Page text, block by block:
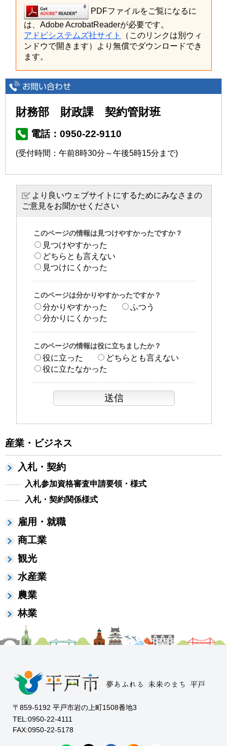
産業・ビジネス
入札・契約
入札参加資格審査申請要領・様式
入札・契約関係様式
雇用・就職
商工業
観光
水産業
農業
林業
PDFファイルをご覧になるに
は、Adobe AcrobatReaderが必要です。
アドビシステムズ社サイト
（このリンクは別ウィ
ンドウで開きます）より無償でダウンロードでき
ます。
財務部 財政課 契約管財班
電話：0950-22-9110
(受付時間：午前8時30分～午後5時15分まで)
より良いウェブサイトにするためにみなさまの
ご意見をお聞かせください
このページの情報は見つけやすかったですか？
見つけやすかった
どちらとも言えない
見つけにくかった
このページは分かりやすかったですか？
分かりやすかった
ふつう
分かりにくかった
このページの情報は役に立ちましたか？
役に立った
どちらとも言えない
役に立たなかった
〒859-5192 平戸市岩の上町1508番地3
TEL:0950-22-4111
FAX:0950-22-5178